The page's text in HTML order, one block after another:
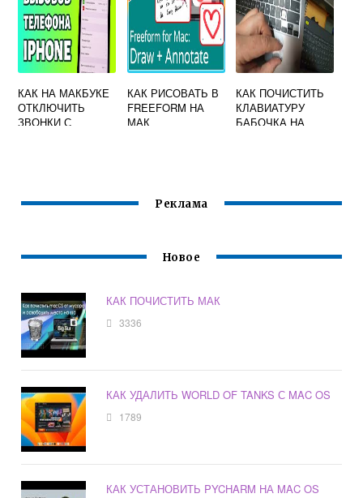
КАК НА МАКБУКЕ
ОТКЛЮЧИТЬ
ЗВОНКИ С
КАК РИСОВАТЬ В
FREEFORM НА
МАК
КАК ПОЧИСТИТЬ
КЛАВИАТУРУ
БАБОЧКА НА
Реклама
Новое
КАК ПОЧИСТИТЬ МАК
3336
КАК УДАЛИТЬ WORLD OF TANKS С MAC OS
1789
КАК УСТАНОВИТЬ PYCHARM НА MAC OS